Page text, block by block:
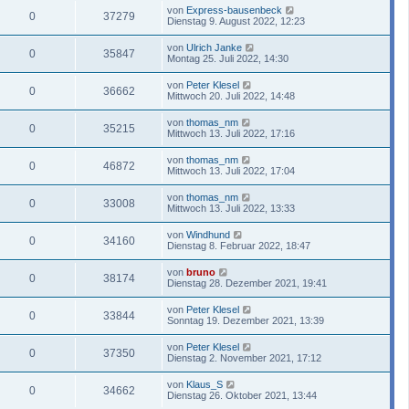
0 37279 von Express-bausenbeck
Dienstag 9. August 2022, 12:23
0 35847 von Ulrich Janke
Montag 25. Juli 2022, 14:30
0 36662 von Peter Klesel
Mittwoch 20. Juli 2022, 14:48
0 35215 von thomas_nm
Mittwoch 13. Juli 2022, 17:16
0 46872 von thomas_nm
Mittwoch 13. Juli 2022, 17:04
0 33008 von thomas_nm
Mittwoch 13. Juli 2022, 13:33
0 34160 von Windhund
Dienstag 8. Februar 2022, 18:47
0 38174 von bruno
Dienstag 28. Dezember 2021, 19:41
0 33844 von Peter Klesel
Sonntag 19. Dezember 2021, 13:39
0 37350 von Peter Klesel
Dienstag 2. November 2021, 17:12
0 34662 von Klaus_S
Dienstag 26. Oktober 2021, 13:44